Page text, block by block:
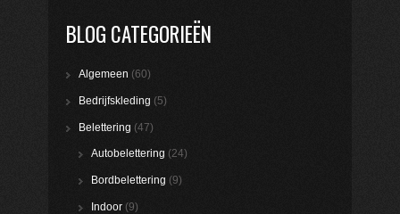
BLOG CATEGORIEËN
Algemeen (60)
Bedrijfskleding (5)
Belettering (47)
Autobelettering (24)
Bordbelettering (9)
Indoor (9)